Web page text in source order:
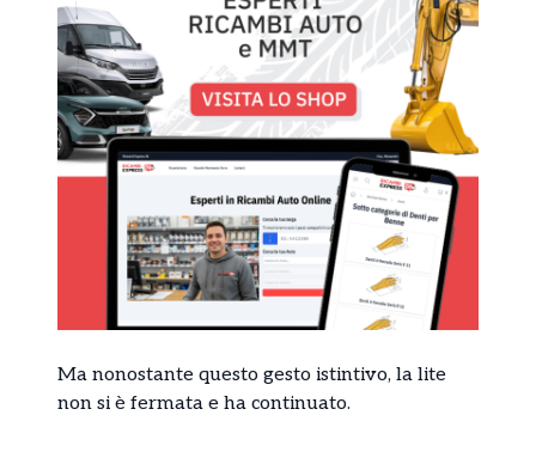
Ma nonostante questo gesto istintivo, la lite
non si è fermata e ha continuato.